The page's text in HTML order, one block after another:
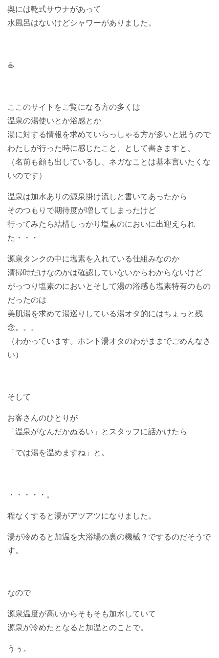
奥には乾式サウナがあって
水風呂はないけどシャワーがありました。
♨️
ここのサイトをご覧になる方の多くは
温泉の湯使いとか浴感とか
湯に対する情報を求めていらっしゃる方が多いと思うので
わたしが行った時に感じたこと、として書きますと、
（名前も顔も出しているし、ネガなことは基本言いたくな
いのです）
温泉は加水ありの源泉掛け流しと書いてあったから
そのつもりで期待度が増してしまったけど
行ってみたら結構しっかり塩素のにおいに出迎えられ
た・・・
源泉タンクの中に塩素を入れている仕組みなのか
清掃時だけなのかは確認していないからわからないけど
がっつり塩素のにおいとそして湯の浴感も塩素特有のもの
だったのは
美肌湯を求めて湯巡りしている湯オタ的にはちょっと残
念。。。
（わかっています。ホント湯オタのわがままでごめんなさ
い）
そして
お客さんのひとりが
「温泉がなんだかぬるい」とスタッフに話かけたら
「では湯を温めますね」と。
・・・・・。
程なくすると湯がアツアツになりました。
湯が冷めると加温を大浴場の裏の機械？でするのだそうで
す。
なので
源泉温度が高いからそもそも加水していて
源泉が冷めたとなると加温とのことで。
うぅ。